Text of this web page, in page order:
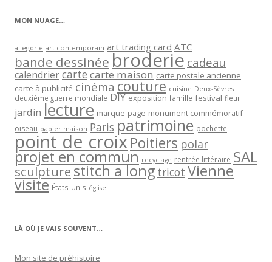
MON NUAGE…
allégorie art contemporain art trading card ATC
bande dessinée broderie cadeau
calendriercartecarte maison carte postale ancienne
carte à publicité cinéma couture cuisine Deux-Sèvres
deuxième guerre mondiale DIY exposition famille festival fleur
jardin lecture marque-page monument commémoratif
oiseau papier maison Paris patrimoine pochette
point de croixPoitiers polar
projet en commun recyclage rentrée littéraire SAL
sculpturestitch a long tricot Vienne
visite États-Unis église
LÀ OÙ JE VAIS SOUVENT…
Mon site de préhistoire